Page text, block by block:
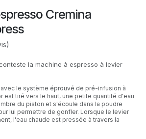
Cremina
la machine à espresso à levier
le système éprouvé de pré-infusion à
est tiré vers le haut, une petite quantité d'eau
du piston et s'écoule dans la poudre
lui permettre de gonfler. Lorsque le levier
l'eau chaude est pressée à travers la